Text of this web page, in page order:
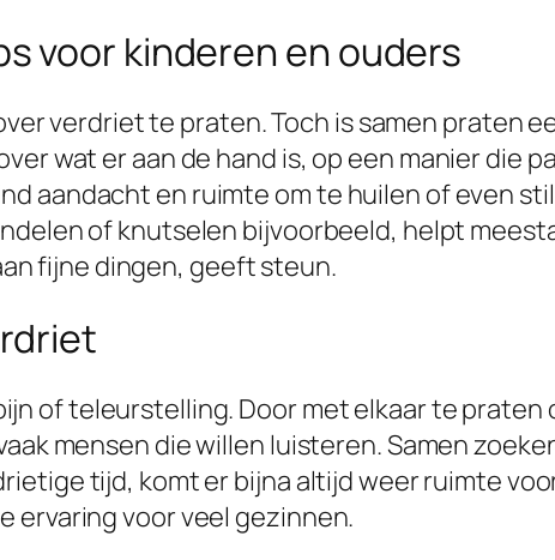
voor kinderen en ouders
verdriet te praten. Toch is samen praten
wat er aan de hand is, op een manier die
aandacht en ruimte om te huilen of even
of knutselen bijvoorbeeld, helpt
fijne dingen, geeft steun.
of teleurstelling. Door met elkaar te praten
mensen die willen luisteren. Samen
tijd, komt er bijna altijd weer ruimte
ervaring voor veel gezinnen.